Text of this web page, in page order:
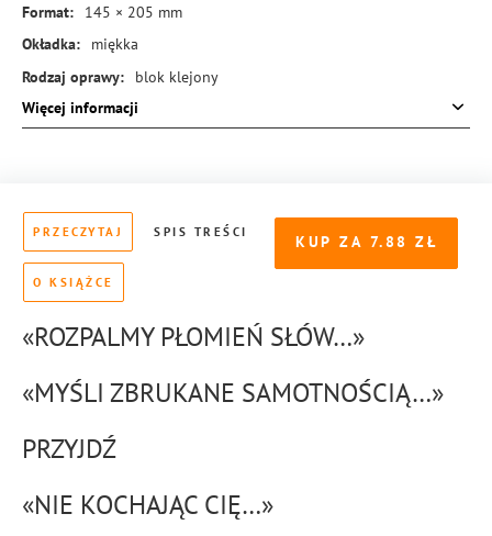
Format:
145 × 205 mm
Okładka:
miękka
Rodzaj oprawy:
blok klejony
ISBN:
978-83-8221-584-7
Więcej informacji
KUP ZA 7.88
PRZECZYTAJ SPIS TREŚCI
O KSIĄŻCE
«ROZPALMY PŁOMIEŃ SŁÓW…»
«MYŚLI ZBRUKANE SAMOTNOŚCIĄ…»
PRZYJDŹ
«NIE KOCHAJĄC CIĘ…»